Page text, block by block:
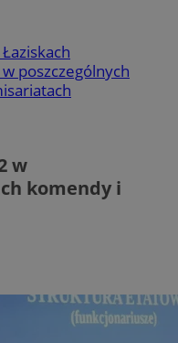
poszczególnych
w
komendy i